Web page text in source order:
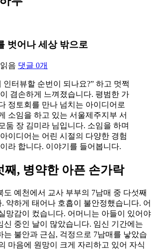
벗어나 세상 밖으로
읽음 댓글 0개
인터뷰할 순번이 되나요?” 하고 멋쩍
겸손하게 느껴졌습니다. 평범한 가
정토회를 만나 넘치는 아이디어로
소임을 하고 있는 서울제주지부 서
둠 장 김미라 님입니다. 소임을 하며
이디어는 어린 시절의 다양한 경험
라 합니다. 이야기를 들어봅니다.
째, 병약한 아픈 손가락
도 예천에서 교사 부부의 7남매 중 다섯째
약하게 태어나 호흡이 불안정했습니다. 어
망감이 컸습니다. 어머니는 아들이 있어야
신 중인 날이 많았습니다. 임신 기간에는
는 불안과 근심, 걱정으로 7남매를 낳았습
마음에 원망이 크게 자리하고 있어 자식